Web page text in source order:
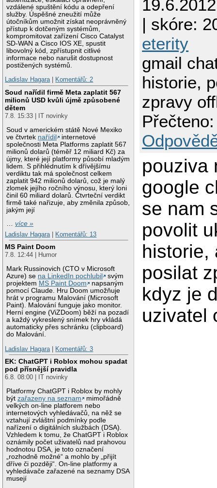
vzdálené spuštění kódu a odepření
služby. Úspěšné zneužití může
útočníkům umožnit získat neoprávněný
přístup k dotčeným systémům,
kompromitovat zařízení Cisco Catalyst
SD-WAN a Cisco IOS XE, spustit
libovolný kód, zpřístupnit citlivé
informace nebo narušit dostupnost
postižených systémů.
Ladislav Hagara| Komentářů: 2
Soud nařídil firmě Meta zaplatit 567
milionů USD kvůli újmě způsobené
dětem
7.8. 15:33 | IT novinky
Soud v americkém státě Nové Mexiko
ve čtvrtek nařídil
internetové
společnosti Meta Platforms zaplatit 567
milionů dolarů (téměř 12 miliard Kč) za
újmy, které její platformy působí mladým
lidem. S přihlédnutím k dřívějšímu
verdiktu tak má společnost celkem
zaplatit 942 milionů dolarů, což je malý
zlomek jejího ročního výnosu, který loni
činil 60 miliard dolarů. Čtvrteční verdikt
firmě také nařizuje, aby změnila způsob,
jakým její
…více »
Ladislav Hagara
Komentářů: 13
MS Paint Doom
7.8. 12:44 | Humor
Mark Russinovich (CTO v Microsoft
Azure) se na LinkedIn pochlubil
svým
projektem MS Paint Doom
napsaným
pomocí Claude. Hru Doom umožňuje
hrát v programu Malování (Microsoft
Paint). Malování funguje jako monitor.
Herní engine (ViZDoom) běží na pozadí
a každý vykreslený snímek hry vkládá
automaticky přes schránku (clipboard)
do Malování.
Ladislav Hagara
Komentářů: 3
EK: ChatGPT i Roblox mohou spadat
pod přísnější pravidla
6.8. 08:00 | IT novinky
Platformy ChatGPT i Roblox by mohly
býtzařazeny na seznam
mimořádně
velkých on-line platforem nebo
internetových vyhledávačů, na něž se
vztahují zvláštní podmínky podle
nařízení o digitálních službách (DSA).
Vzhledem k tomu, že ChatGPT i Roblox
oznámily počet uživatelů nad prahovou
hodnotou DSA, je toto označení
„rozhodně možné“ a mohlo by „přijít
dříve či později“. On-line platformy a
vyhledávače zařazené na seznamy DSA
musejí
| skóre:
eterity
gmail
historie,
zpravy
pouziva
google
se nam
povolit
historie,
posilat
kdyz je
uzivatel